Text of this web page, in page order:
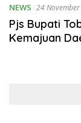
NEWS 24
Pjs Bupati
Kemajuan